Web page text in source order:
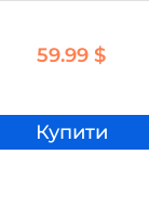
59.99 $
Купити